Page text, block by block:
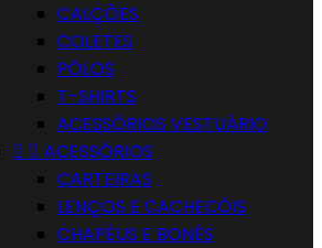
CALÇÕES
COLETES
PÓLOS
T-SHIRTS
ACESSÓRIOS VESTUÁRIO
  ACESSÓRIOS
CARTEIRAS
LENÇOS E CACHECÓIS
CHAPÉUS E BONÉS